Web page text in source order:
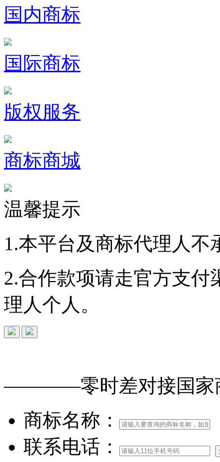
国内商标
国际商标
版权服务
商标商城
温馨提示
1.本平台及商标代理人不
2.合作款项请走官方支
理人个人。
————零时差对接国
商标名称：
联系电话：